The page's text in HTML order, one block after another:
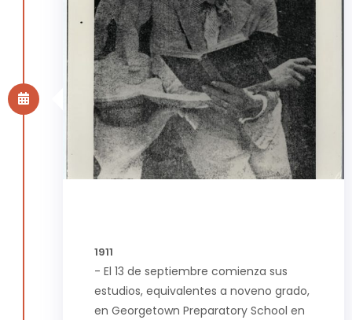
1911
- El 13 de septiembre comienza sus
estudios, equivalentes a noveno grado,
en Georgetown Preparatory School en